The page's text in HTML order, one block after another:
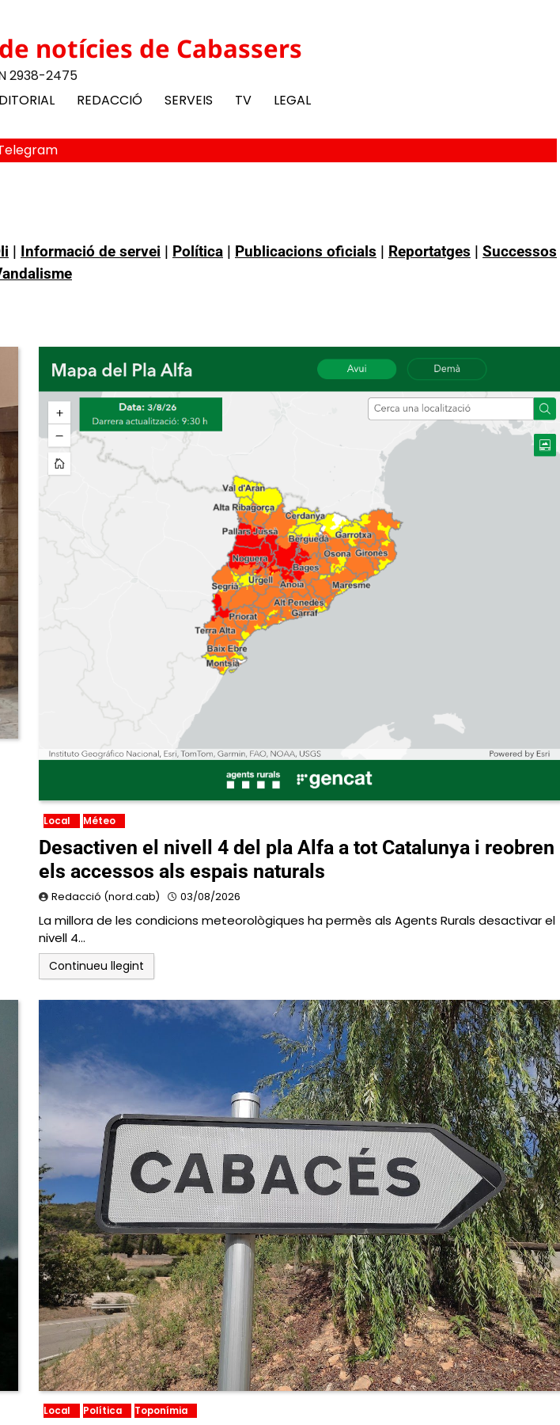
notícies de Cabassers
2938-2475
REDACCIÓ SERVEIS TV LEGAL
Informació de servei Política Publicacions oficials Reportatges
Successos
Local Méteo
Desactiven el nivell 4 del pla Alfa a tot Catalunya i reobren
els accessos als espais naturals
Redacció (nord.cab) 03/08/2026
La millora de les condicions meteorològiques ha permès als Agents Rurals desactivar el
nivell 4…
Continueu llegint
Local Política Toponímia